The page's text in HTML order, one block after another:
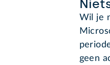
Wil je
geen